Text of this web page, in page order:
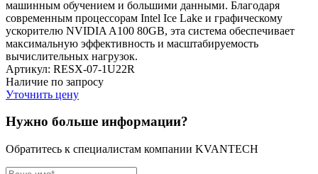
машинным обучением и большими данными. Благодаря
современным процессорам Intel Ice Lake и графическому
ускорителю NVIDIA A100 80GB, эта система обеспечивает
максимальную эффективность и масштабируемость
вычислительных нагрузок.
Артикул: RESX-07-1U22R
Наличие по запросу
Уточнить цену
Нужно больше информации?
Обратитесь к специалистам компании KVANTECH